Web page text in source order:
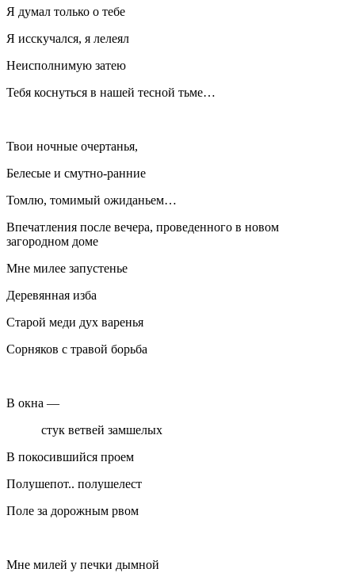
Я думал только о тебе
Я исскучался, я лелеял
Неисполнимую затею
Тебя коснуться в нашей тесной тьме…
Твои ночные очертанья,
Белесые и смутно-ранние
Томлю, томимый ожиданьем…
Впечатления после вечера, проведенного в новом
загородном доме
Мне милее запустенье
Деревянная изба
Старой меди дух варенья
Сорняков с травой борьба
В окна —
стук ветвей замшелых
В покосившийся проем
Полушепот.. полушелест
Поле за дорожным рвом
Мне милей у печки дымной